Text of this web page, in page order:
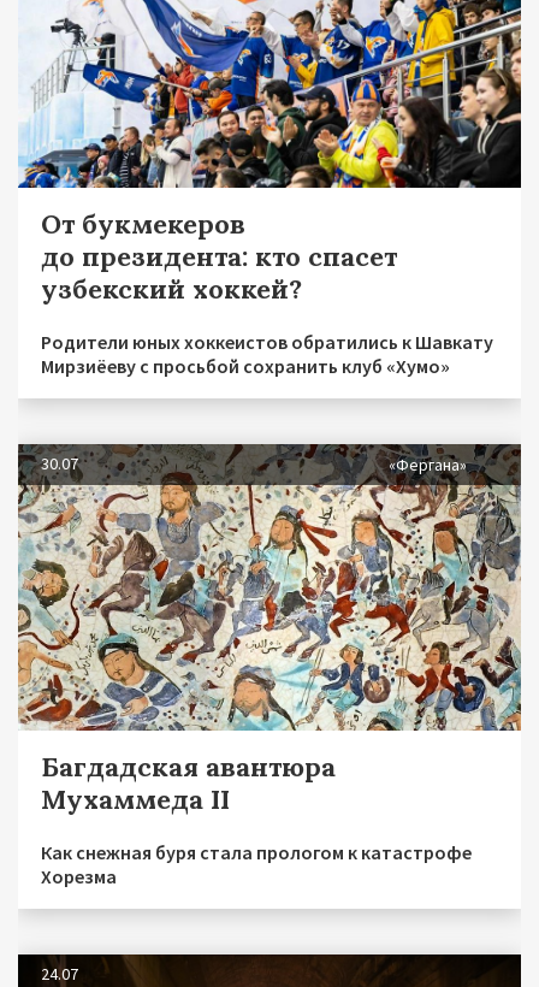
От букмекеров
до президента: кто спасет
узбекский хоккей?
Родители юных хоккеистов обратились к Шавкату
Мирзиёеву с просьбой сохранить клуб «Хумо»
30.07 «Фергана»
Багдадская авантюра
Мухаммеда II
Как снежная буря стала прологом к катастрофе
Хорезма
24.07